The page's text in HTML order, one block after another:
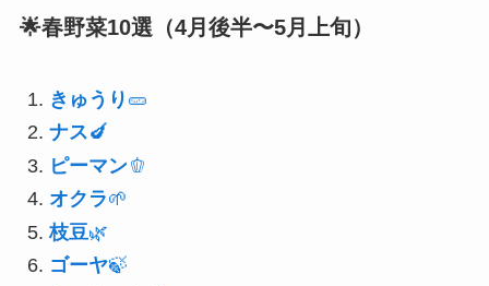
🌟春野菜10選（4月後半〜5月上旬）
きゅうり 🥒
ナス🍆
ピーマン🫑
オクラ🌱
枝豆🌿
ゴーヤ🍃